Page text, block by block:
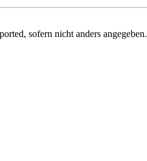
, sofern nicht anders angegeben.